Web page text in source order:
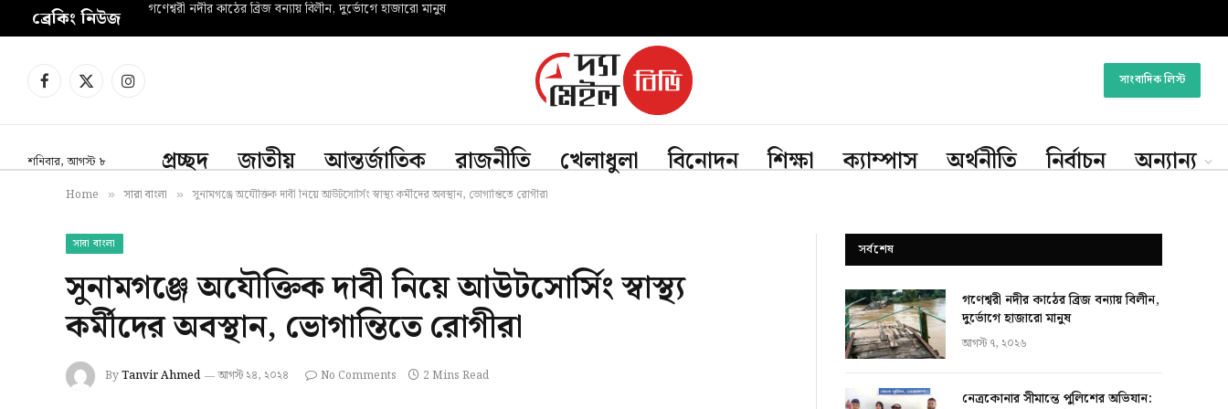
ব্রেকিং নিউজ গণেশ্বরী নদীর কাঠের ব্রিজ বন্যায় বিলীন, দুর্ভোগে হাজারো মানুষ
Facebook
X
Instagram সাংবাদিক লিস্ট
শনিবার, আগস্ট ৮ প্রচ্ছদ জাতীয় আন্তর্জাতিক রাজনীতি খেলাধুলা বিনোদন শিক্ষা ক্যাম্পাস অর্থনীতি নির্বাচন অন্যান্য
Home » সারা বাংলা » সুনামগঞ্জে অযৌক্তিক দাবী নিয়ে আউটসোর্সিং স্বাস্থ্য কর্মীদের অবস্থান, ভোগান্তিতে রোগীরা
সারা বাংলা
সুনামগঞ্জে অযৌক্তিক দাবী নিয়ে আউটসোর্সিং স্বাস্থ্য
কর্মীদের অবস্থান, ভোগান্তিতে রোগীরা
ByTanvir Ahmed আগস্ট ২৪, ২০২৪ No Comments 2 Mins Read
সর্বশেষ
গণেশ্বরী নদীর কাঠের ব্রিজ বন্যায় বিলীন,
দুর্ভোগে হাজারো মানুষ
আগস্ট ৭, ২০২৬
নেত্রকোনার সীমান্তে পুলিশের অভিযান: